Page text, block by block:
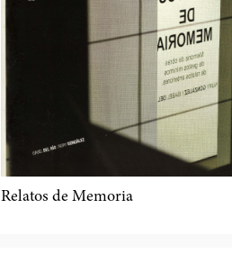
Relatos de Memoria